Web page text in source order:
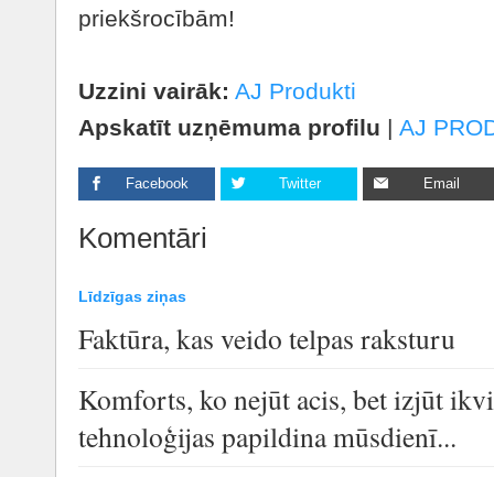
priekšrocībām!
Uzzini vairāk: AJ Produkti
Apskatīt uzņēmuma profilu | AJ
Facebook Twitter Email
Komentāri
Līdzīgas ziņas
Faktūra, kas veido telpas raksturu
Komforts, ko nejūt acis, bet izjūt
tehnoloģijas papildina mūsdienī...